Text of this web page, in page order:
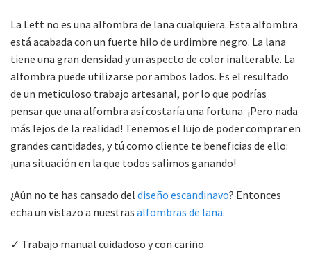
La Lett no es una alfombra de lana cualquiera. Esta alfombra
está acabada con un fuerte hilo de urdimbre negro. La lana
tiene una gran densidad y un aspecto de color inalterable. La
alfombra puede utilizarse por ambos lados. Es el resultado
de un meticuloso trabajo artesanal, por lo que podrías
pensar que una alfombra así costaría una fortuna. ¡Pero nada
más lejos de la realidad! Tenemos el lujo de poder comprar en
grandes cantidades, y tú como cliente te beneficias de ello:
¡una situación en la que todos salimos ganando!
¿Aún no te has cansado del diseño escandinavo? Entonces
echa un vistazo a nuestras alfombras de lana.
✓ Trabajo manual cuidadoso y con cariño